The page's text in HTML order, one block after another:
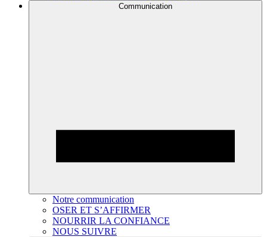
Communication
Notre communication
OSER ET S’AFFIRMER
NOURRIR LA CONFIANCE
NOUS SUIVRE